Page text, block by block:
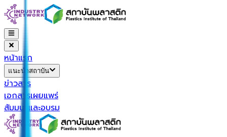
หน้าแรก
แนะนำสถาบัน
ข่าวสาร
เอกสารเผยแพร่
สัมมนาและอบรม